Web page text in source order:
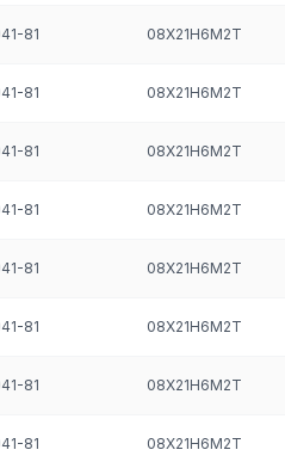
15ХМ,
при
и
—
81 08Х21Н6М2Т
81 08Х21Н6М2Т
81 08Х21Н6М2Т
81 08Х21Н6М2Т
81 08Х21Н6М2Т
81 08Х21Н6М2Т
81 08Х21Н6М2Т
81 08Х21Н6М2Т